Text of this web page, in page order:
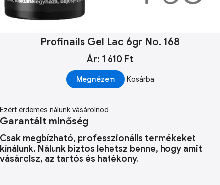
Profinails Gel Lac 6gr No. 168
Ár: 1 610 Ft
Megnézem Kosárba
Ezért érdemes nálunk vásárolnod
Garantált minőség
Csak megbízható, professzionális termékeket
kínálunk. Nálunk biztos lehetsz benne, hogy amit
vásárolsz, az tartós és hatékony.